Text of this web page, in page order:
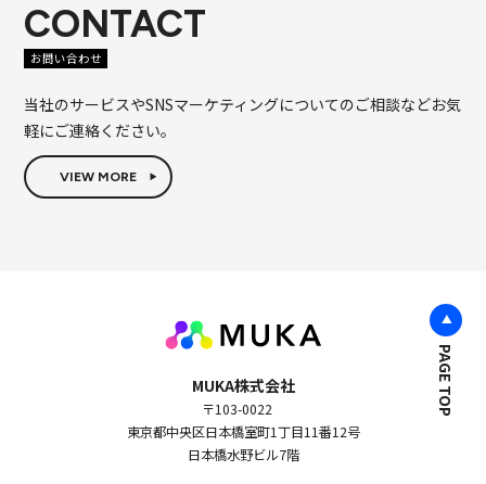
CONTACT
お問い合わせ
当社のサービスやSNSマーケティングについてのご相談などお気
軽にご連絡ください。
VIEW MORE
MUKA株式会社
〒103-0022
東京都中央区日本橋室町1丁目11番12号
日本橋水野ビル7階
PAGE TOP